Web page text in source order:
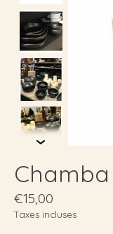
€15,00
Taxes incluses